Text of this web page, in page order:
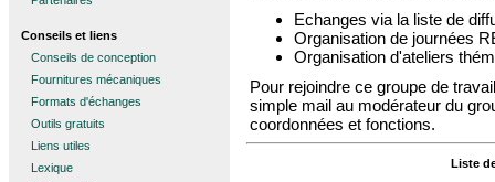
Conseils et liens
Conseils de conception
Fournitures mécaniques
Formats d'échanges
Outils gratuits
Liens utiles
Lexique
Echanges via la liste de
Organisation de journées
Organisation d'ateliers
Pour rejoindre ce groupe de
simple mail au modérateur du
coordonnées et fonctions.
Liste